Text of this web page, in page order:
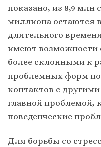
показано, из 8,9 млн
миллиона остаются
длительного
имеют возможности
более склонными к
проблемных форм
контактов с
главной проблемой,
поведенческие
Для борьбы со